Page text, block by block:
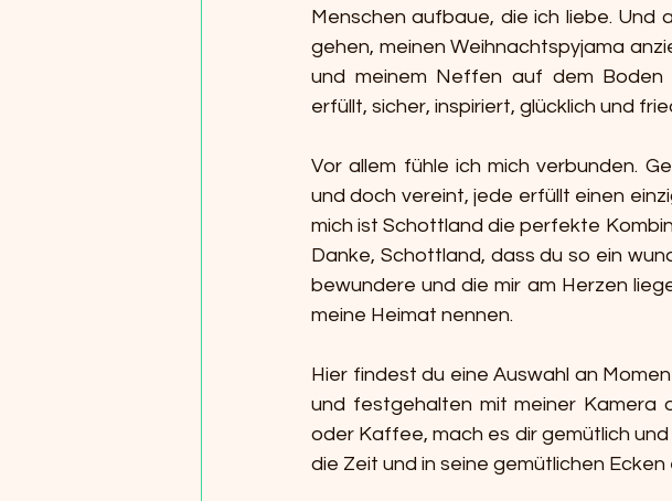
Menschen aufbaue, die ich liebe. Und
gehen, meinen Weihnachtspyjama
und meinem Neffen auf dem
erfüllt, sicher, inspiriert, glücklich und
Vor allem fühle ich mich verbunden.
und doch vereint, jede erfüllt einen
mich ist Schottland die perfekte
Danke, Schottland, dass du so ein
bewundere und die mir am Herzen
meine Heimat nennen.
Hier findest du eine Auswahl an
und festgehalten mit meiner Kamera
oder Kaffee, mach es dir gemütlich
die Zeit und in seine gemütlichen Ecken